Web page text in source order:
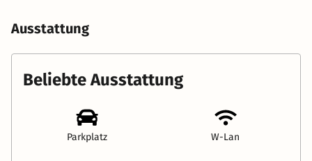
Ausstattung
Beliebte Ausstattung
Parkplatz W-Lan